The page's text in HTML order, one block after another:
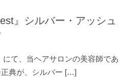
』シルバー・アッシュ
て、当ヘアサロンの美容師であ
正典が、シルバー […]